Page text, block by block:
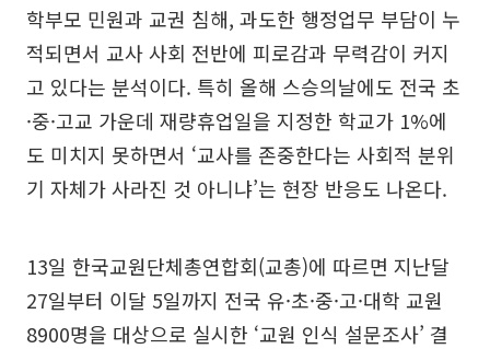
학부모 민원과 교권 침해, 과도한 행정업무 부담이 누
적되면서 교사 사회 전반에 피로감과 무력감이 커지
고 있다는 분석이다. 특히 올해 스승의날에도 전국 초
·중·고교 가운데 재량휴업일을 지정한 학교가 1%에
도 미치지 못하면서 ‘교사를 존중한다는 사회적 분위
기 자체가 사라진 것 아니냐’는 현장 반응도 나온다.
13일 한국교원단체총연합회(교총)에 따르면 지난달
27일부터 이달 5일까지 전국 유·초·중·고·대학 교원
8900명을 대상으로 실시한 ‘교원 인식 설문조사’ 결